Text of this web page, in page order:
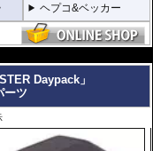
ヘプコ&ベッカー
Daypack」
ーツ